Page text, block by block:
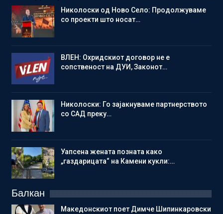
Николоски од Ново Село: Продолжуваме
со проекти што носат…
ВЛЕН: Охридскиот договор не е
сопственост на ДУИ, Законот…
Николоски: Го зајакнуваме партнерството
со САД преку…
Уапсена жената позната како
„газдарицата“ на Камени кукли:…
Балкан
Македонскиот поет Димче Шипинкаровски